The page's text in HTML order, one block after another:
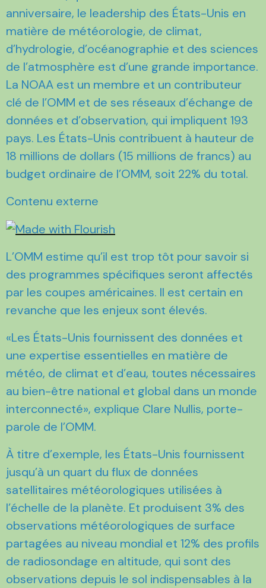
anniversaire, le leadership des États-Unis en
matière de météorologie, de climat,
d’hydrologie, d’océanographie et des sciences
de l’atmosphère est d’une grande importance.
La NOAA est un membre et un contributeur
clé de l’OMM et de ses réseaux d’échange de
données et d’observation, qui impliquent 193
pays. Les États-Unis contribuent à hauteur de
18 millions de dollars (15 millions de francs) au
budget ordinaire de l’OMM, soit 22% du total.
Contenu externe
L’OMM estime qu’il est trop tôt pour savoir si
des programmes spécifiques seront affectés
par les coupes américaines. Il est certain en
revanche que les enjeux sont élevés.
«Les États-Unis fournissent des données et
une expertise essentielles en matière de
météo, de climat et d’eau, toutes nécessaires
au bien-être national et global dans un monde
interconnecté», explique Clare Nullis, porte-
parole de l’OMM.
À titre d’exemple, les États-Unis fournissent
jusqu’à un quart du flux de données
satellitaires météorologiques utilisées à
l’échelle de la planète. Et produisent 3% des
observations météorologiques de surface
partagées au niveau mondial et 12% des profils
de radiosondage en altitude, qui sont des
observations depuis le sol indispensables à la